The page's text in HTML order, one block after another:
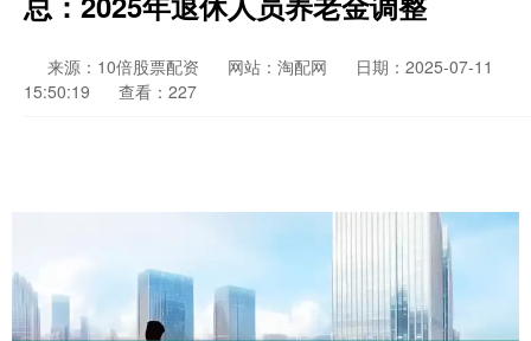
来源：10倍股票配资 网站：淘配网
日期：2025-07-11
15:50:19
查看：227